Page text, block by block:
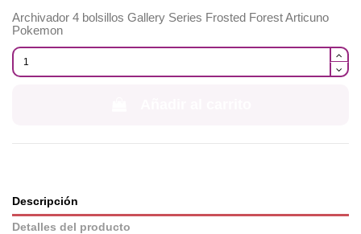
Archivador 4 bolsillos Gallery Series Frosted Forest Articuno
Pokemon
Descripción
Detalles del producto